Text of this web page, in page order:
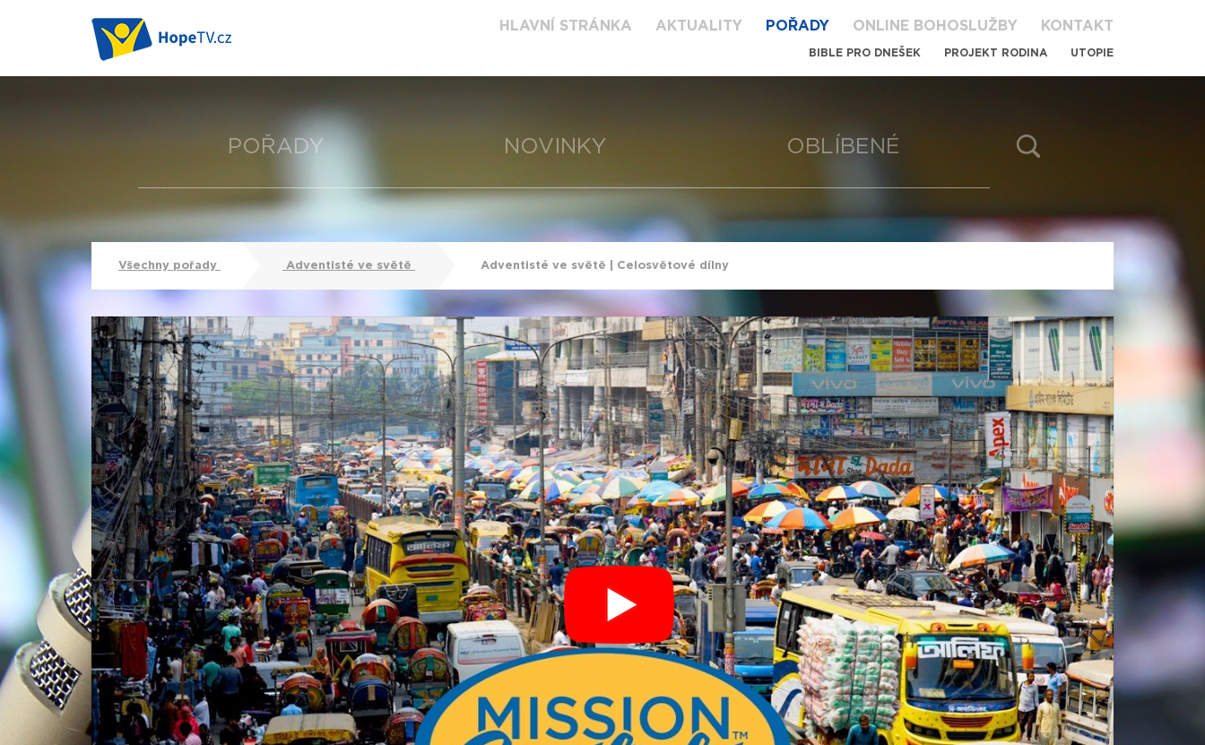
HLAVNÍ STRÁNKA AKTUALITY POŘADY ONLINE BOHOSLUŽBY KONTAKT
BIBLE PRO DNEŠEK PROJEKT RODINA UTOPIE
POŘADY NOVINKY OBLÍBENÉ
Všechny pořady Adventisté ve světě Adventisté ve světě | Celosvětové dílny